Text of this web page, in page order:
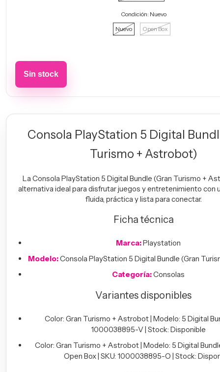
Condición: Nuevo
Nuevo
Open Box
Consola PlayStation 5 Digital
Turismo + Astrobot)
La Consola PlayStation 5 Digital Bundle (Gran Turismo +
alternativa ideal para disfrutar juegos y entretenimiento con
fluida, práctica y lista para conectar.
Ficha técnica
Marca:Playstation
Modelo:Consola PlayStation 5 Digital Bundle (Gran
Categoría:Consolas
Variantes disponibles
Color: Gran Turismo + Astrobot | Modelo: 5 Digital
1000038895-V | Stock: Disponible
Color: Gran Turismo + Astrobot | Modelo: 5 Digital
Open Box | SKU: 1000038895-O | Stock: